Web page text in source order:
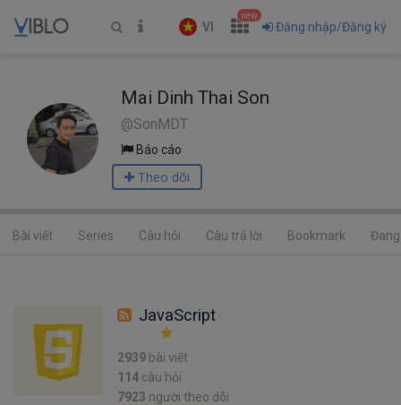
VI
new
Đăng nhập/Đăng ký
Mai Dinh Thai Son
@SonMDT
Báo cáo
Theo dõi
Bài viết Series Câu hỏi Câu trả lời Bookmark
JavaScript
2939 bài viết
114 câu hỏi
7923 người theo dõi